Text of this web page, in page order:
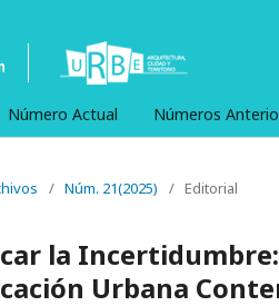
Número Actual Números
/ Núm. 21(2025) / Editorial
la
Urbana